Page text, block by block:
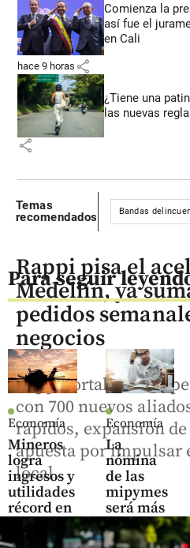
Comienza la
así fue el
en Cali
hace 9 horas share
¿Tiene una
las nuevas
share
Temas
recomendados
Bandas
Para seguir
Economía
Mineros
logra
ingresos y
utilidades
récord en
semestre
Economía
La
nómina
de las
mipymes
será más
costosa:
estas son
Rappi pisa el
Medellín, ya
pedidos
negocios
Rappi fortalece su
con 700 nuevos
rápidos, expansión
apuesta por impulsar
local.